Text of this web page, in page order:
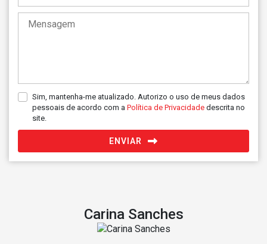
Sim, mantenha-me atualizado. Autorizo o uso de meus dados
pessoais de acordo com a Política de Privacidade descrita no
site.
ENVIAR
Carina Sanches